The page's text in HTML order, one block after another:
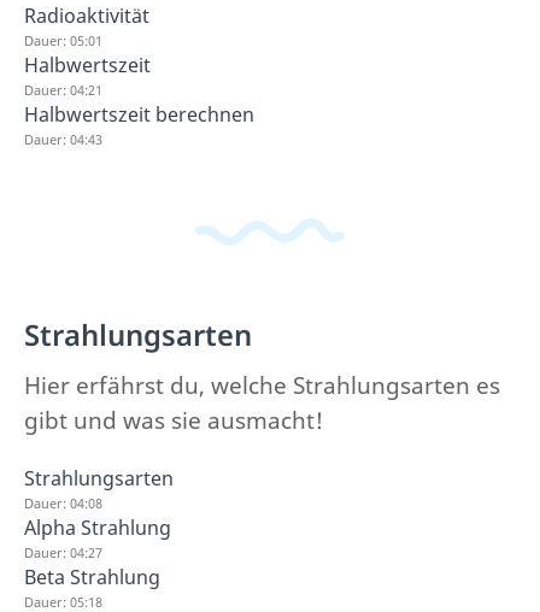
Radioaktivität
Dauer: 05:01
Halbwertszeit
Dauer: 04:21
Halbwertszeit berechnen
Dauer: 04:43
Strahlungsarten
Hier erfährst du, welche Strahlungsarten es
gibt und was sie ausmacht!
Strahlungsarten
Dauer: 04:08
Alpha Strahlung
Dauer: 04:27
Beta Strahlung
Dauer: 05:18